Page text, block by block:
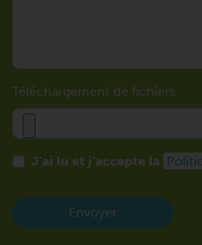
Téléchargement de fichiers
J’ai lu et j’accepte la
Envoyer